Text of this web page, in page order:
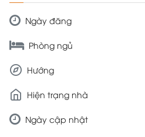
Ngày đăng
Phòng ngủ
Hướng
Hiện trạng nhà
Ngày cập nhật